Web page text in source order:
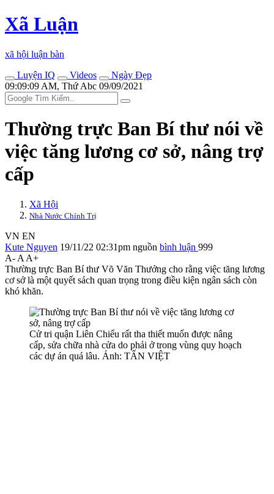
Xã Luận
xã hội luận bàn
Luyện IQ
Videos
Ngày Đẹp
09:09:09 AM, Thứ Abc 09/09/2021
Thường trực Ban Bí thư nói về
việc tăng lương cơ sở, nâng trợ
cấp
Xã Hội
Nhà Nước Chính Trị
VN EN
Kute Nguyen 19/11/22 02:31pm nguồn bình luận 999
A- A A+
Thường trực Ban Bí thư Võ Văn Thưởng cho rằng việc tăng lương
cơ sở là một quyết sách quan trọng trong điều kiện ngân sách còn
khó khăn.
Cử tri quận Liên Chiểu rất tha thiết muốn được nâng
cấp, sửa chữa nhà cửa do phải ở trong vùng quy hoạch
các dự án quá lâu. Ảnh: TẤN VIỆT